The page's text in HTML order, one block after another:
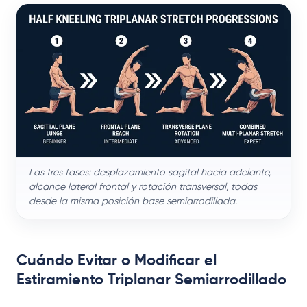
Las tres fases: desplazamiento sagital hacia adelante,
alcance lateral frontal y rotación transversal, todas
desde la misma posición base semiarrodillada.
Cuándo Evitar o Modificar el
Estiramiento Triplanar Semiarrodillado